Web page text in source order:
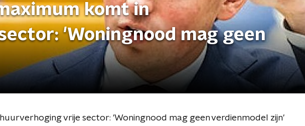
komt in
'Woningnood mag geen
vrije sector: 'Woningnood mag geen verdienmodel zijn'